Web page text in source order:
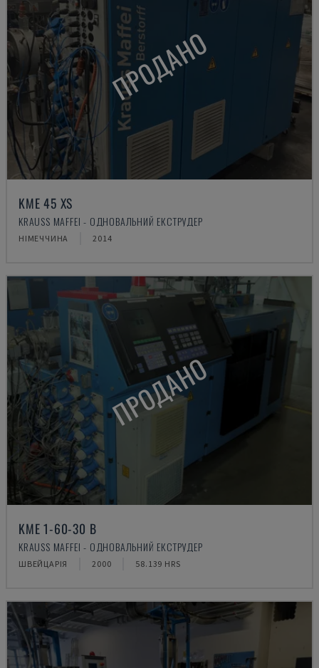
ПРОДАНО
KME 45 XS
KRAUSS MAFFEI - ОДНОВАЛЬНИЙ ЕКСТРУДЕР
НІМЕЧЧИНА 2014
ПРОДАНО
KME 1-60-30 B
KRAUSS MAFFEI - ОДНОВАЛЬНИЙ ЕКСТРУДЕР
ШВЕЙЦАРІЯ 2000 58.139 HRS